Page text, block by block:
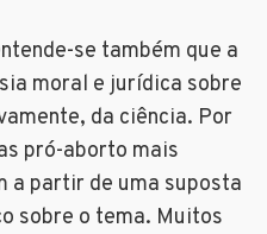
se também que a
moral e jurídica sobre
da ciência. Por
pró-aborto mais
a partir de uma suposta
sobre o tema. Muitos